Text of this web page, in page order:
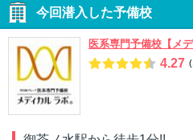
今回潜入した予備校
医系専門予備校【メデ
4.27